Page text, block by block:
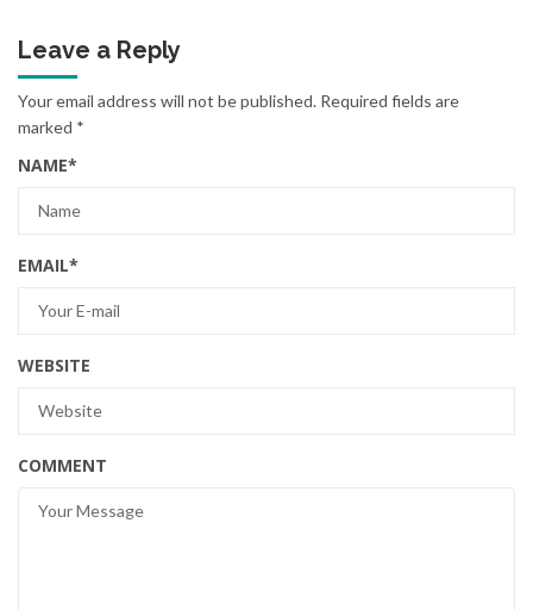
Leave a Reply
Your email address will not be published. Required fields are
marked *
NAME*
EMAIL*
WEBSITE
COMMENT